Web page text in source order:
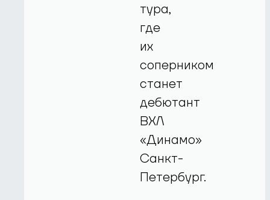
тура,
где
их
соперником
станет
дебютант
ВХЛ
«Динамо»
Санкт-
Петербург.